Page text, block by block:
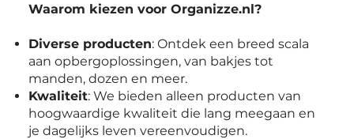
Waarom kiezen voor Organizze.nl?
Diverse producten: Ontdek een breed scala
aan opbergoplossingen, van bakjes tot
manden, dozen en meer.
Kwaliteit: We bieden alleen producten van
hoogwaardige kwaliteit die lang meegaan en
je dagelijks leven vereenvoudigen.